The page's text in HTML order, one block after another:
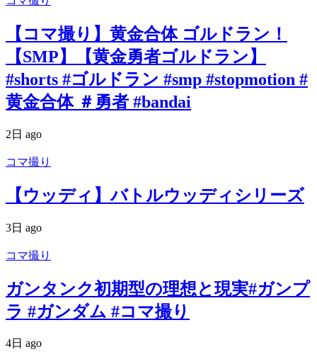
【コマ撮り】黄金合体 ゴルドラン！
【SMP】【黄金勇者ゴルドラン】
#shorts #ゴルドラン #smp #stopmotion #
黄金合体 ＃勇者 #bandai
2日 ago
コマ撮り
【ウッディ】バトルウッディシリーズ
3日 ago
コマ撮り
ガンタンク初期型の理想と現実#ガンプ
ラ #ガンダム #コマ撮り
4日 ago